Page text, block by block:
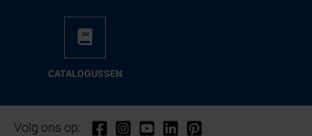
CA­TA­LO­GUS­SEN
Volg ons op: